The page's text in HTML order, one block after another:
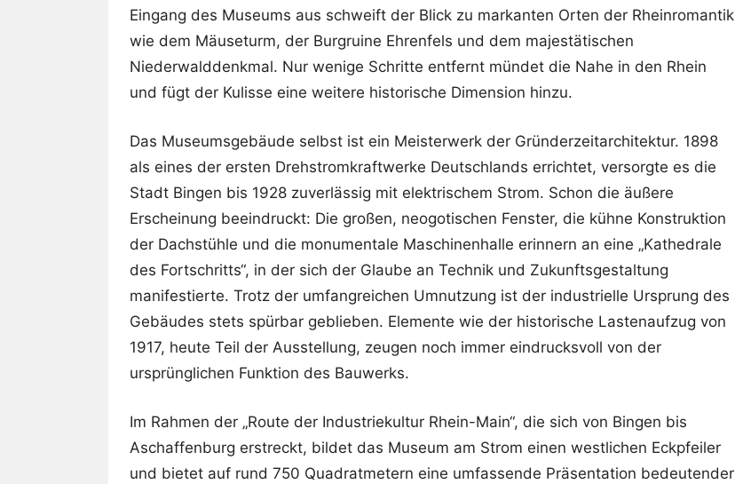
Eingang des Museums aus schweift der Blick zu markanten Orten der Rheinromantik
wie dem Mäuseturm, der Burgruine Ehrenfels und dem majestätischen
Niederwalddenkmal. Nur wenige Schritte entfernt mündet die Nahe in den Rhein
und fügt der Kulisse eine weitere historische Dimension hinzu.
Das Museumsgebäude selbst ist ein Meisterwerk der Gründerzeitarchitektur. 1898
als eines der ersten Drehstromkraftwerke Deutschlands errichtet, versorgte es die
Stadt Bingen bis 1928 zuverlässig mit elektrischem Strom. Schon die äußere
Erscheinung beeindruckt: Die großen, neogotischen Fenster, die kühne Konstruktion
der Dachstühle und die monumentale Maschinenhalle erinnern an eine „Kathedrale
des Fortschritts“, in der sich der Glaube an Technik und Zukunftsgestaltung
manifestierte. Trotz der umfangreichen Umnutzung ist der industrielle Ursprung des
Gebäudes stets spürbar geblieben. Elemente wie der historische Lastenaufzug von
1917, heute Teil der Ausstellung, zeugen noch immer eindrucksvoll von der
ursprünglichen Funktion des Bauwerks.
Im Rahmen der „Route der Industriekultur Rhein-Main“, die sich von Bingen bis
Aschaffenburg erstreckt, bildet das Museum am Strom einen westlichen Eckpfeiler
und bietet auf rund 750 Quadratmetern eine umfassende Präsentation bedeutender